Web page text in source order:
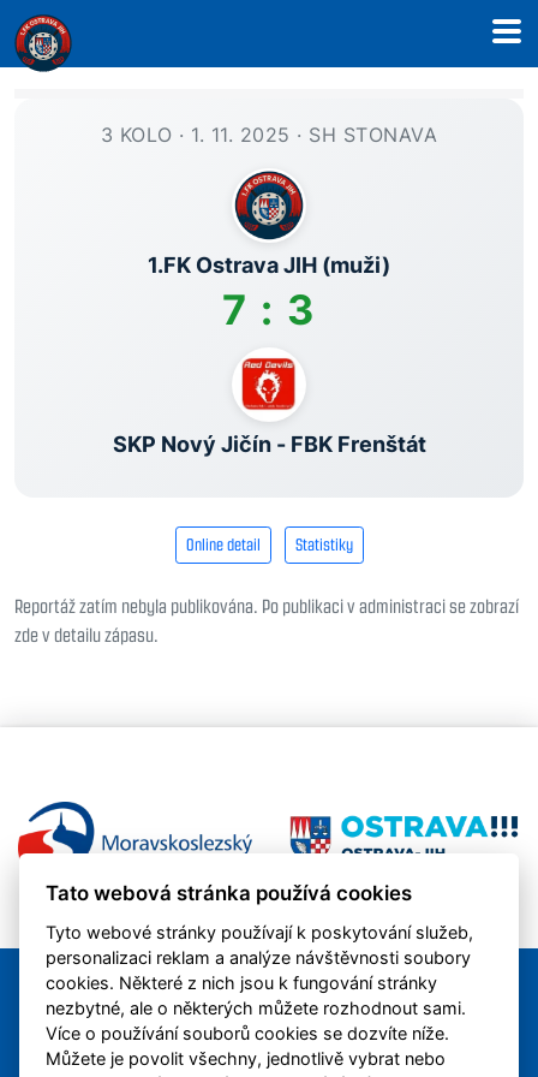
3 KOLO · 1. 11. 2025 · SH STONAVA
1.FK Ostrava JIH (muži)
7 : 3
SKP Nový Jičín - FBK Frenštát
Online detail Statistiky
Reportáž zatím nebyla publikována. Po publikaci v administraci se zobrazí
zde v detailu zápasu.
Tato webová stránka používá cookies
Tyto webové stránky používají k poskytování služeb,
personalizaci reklam a analýze návštěvnosti soubory
cookies. Některé z nich jsou k fungování stránky
nezbytné, ale o některých můžete rozhodnout sami.
Více o používání souborů cookies se dozvíte níže.
Můžete je povolit všechny, jednotlivě vybrat nebo